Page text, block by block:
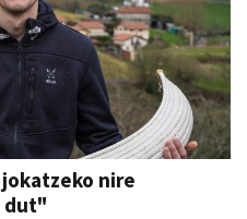
nire
dut"